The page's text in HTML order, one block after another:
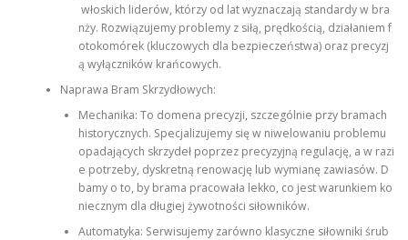
włoskich liderów, którzy od lat wyznaczają standardy w bra
nży. Rozwiązujemy problemy z siłą, prędkością, działaniem f
otokomórek (kluczowych dla bezpieczeństwa) oraz precyzj
ą wyłączników krańcowych.
Naprawa Bram Skrzydłowych:
Mechanika: To domena precyzji, szczególnie przy bramach
historycznych. Specjalizujemy się w niwelowaniu problemu
opadających skrzydeł poprzez precyzyjną regulację, a w razi
e potrzeby, dyskretną renowację lub wymianę zawiasów. D
bamy o to, by brama pracowała lekko, co jest warunkiem ko
niecznym dla długiej żywotności siłowników.
Automatyka: Serwisujemy zarówno klasyczne siłowniki śrub